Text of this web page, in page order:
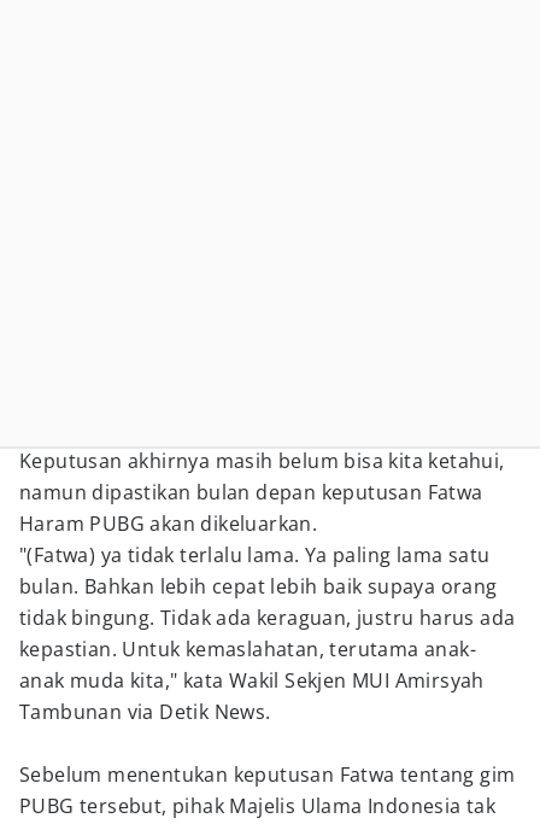
Keputusan akhirnya masih belum bisa kita ketahui,
namun dipastikan bulan depan keputusan Fatwa
Haram PUBG akan dikeluarkan.
"(Fatwa) ya tidak terlalu lama. Ya paling lama satu
bulan. Bahkan lebih cepat lebih baik supaya orang
tidak bingung. Tidak ada keraguan, justru harus ada
kepastian. Untuk kemaslahatan, terutama anak-
anak muda kita," kata Wakil Sekjen MUI Amirsyah
Tambunan via Detik News.
Sebelum menentukan keputusan Fatwa tentang gim
PUBG tersebut, pihak Majelis Ulama Indonesia tak